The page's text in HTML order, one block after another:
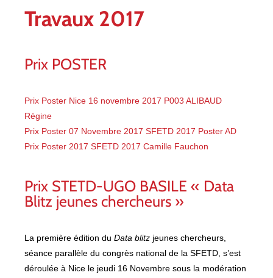
Travaux 2017
Prix POSTER
Prix Poster Nice 16 novembre 2017 P003 ALIBAUD
Régine
Prix Poster 07 Novembre 2017 SFETD 2017 Poster AD
Prix Poster 2017 SFETD 2017 Camille Fauchon
Prix STETD-UGO BASILE « Data
Blitz jeunes chercheurs »
La première édition du Data blitz jeunes chercheurs,
séance parallèle du congrès national de la SFETD, s’est
déroulée à Nice le jeudi 16 Novembre sous la modération